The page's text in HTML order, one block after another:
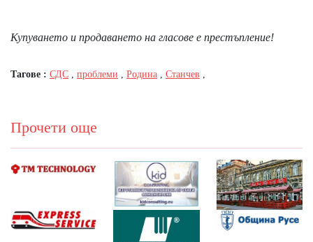
Купуването и продаването на гласове е престъпление!
Тагове : СДС , проблеми , Родина , Станчев ,
Прочети още